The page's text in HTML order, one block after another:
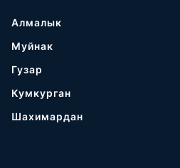
Алмалык
Муйнак
Гузар
Кумкурган
Шахимардан